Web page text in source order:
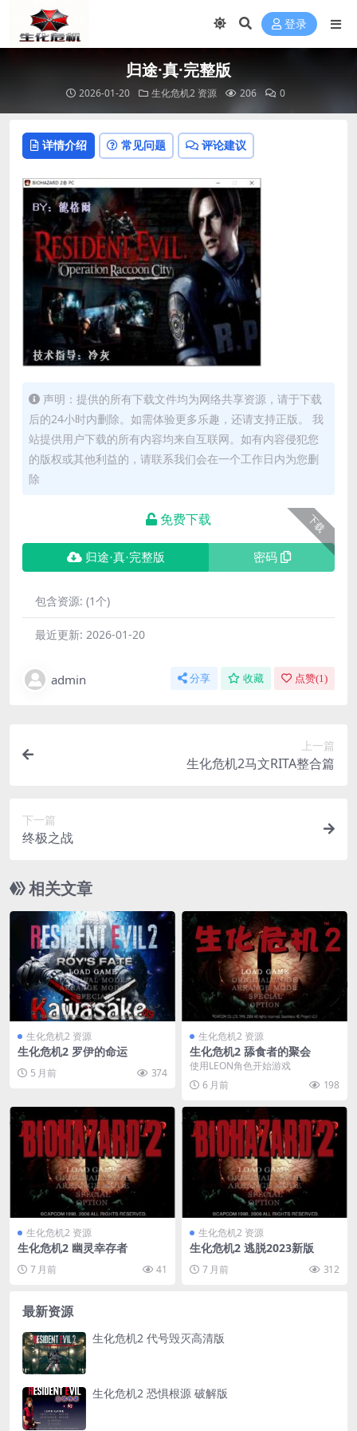
登录
归途·真·完整版
2026-01-20 生化危机2 资源 206 0
详情介绍 常见问题 评论建议
声明：提供的所有下载文件均为网络共享资源，请于下载
后的24小时内删除。如需体验更多乐趣，还请支持正版。 我
站提供用户下载的所有内容均来自互联网。如有内容侵犯您
的版权或其他利益的，请联系我们会在一个工作日内为您删
除
下载
免费下载
归途·真·完整版 密码
包含资源: (1个)
最近更新: 2026-01-20
admin 分享 收藏 点赞(1 )
上一篇
生化危机2马文RITA整合篇
下一篇
终极之战
相关文章
生化危机2 资源
生化危机2 罗伊的命运
5 月前 374
生化危机2 资源
生化危机2 舔食者的聚会
使用LEON角色开始游戏
6 月前
198
生化危机2 资源
生化危机2 幽灵幸存者
7 月前 41
生化危机2 资源
生化危机2 逃脱2023新版
7 月前 312
最新资源
生化危机2 代号毁灭高清版
生化危机2 恐惧根源 破解版